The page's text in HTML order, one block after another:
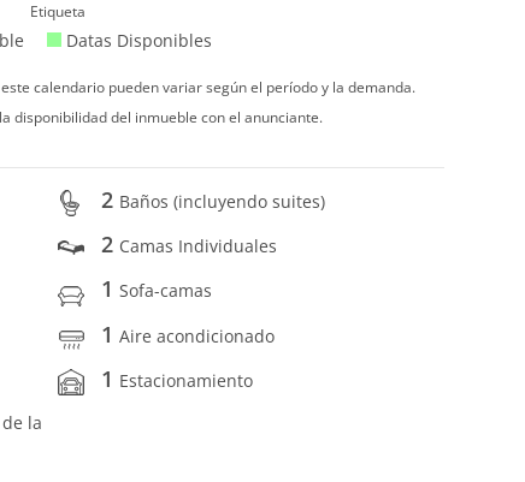
Etiqueta
Datas Disponibles
calendario pueden variar según el período y la demanda.
disponibilidad del inmueble con el anunciante.
2 Baños (incluyendo suites)
2 Camas Individuales
1Sofa-camas
1Aire acondicionado
1 Estacionamiento
la